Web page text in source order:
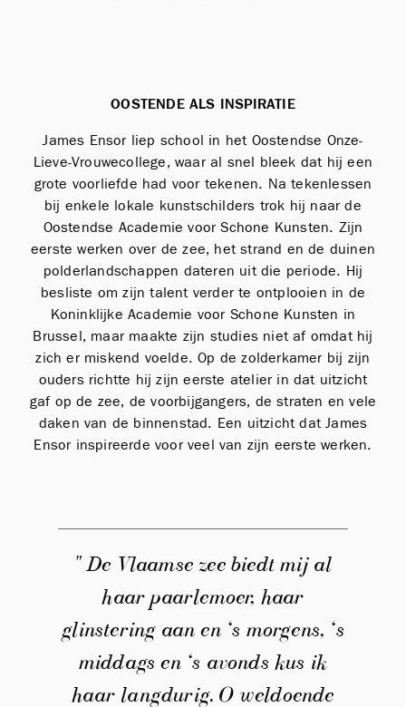
OOSTENDE ALS INSPIRATIE
James Ensor liep school in het Oostendse Onze-
Lieve-Vrouwecollege, waar al snel bleek dat hij een
grote voorliefde had voor tekenen. Na tekenlessen
bij enkele lokale kunstschilders trok hij naar de
Oostendse Academie voor Schone Kunsten. Zijn
eerste werken over de zee, het strand en de duinen
polderlandschappen dateren uit die periode. Hij
besliste om zijn talent verder te ontplooien in de
Koninklijke Academie voor Schone Kunsten in
Brussel, maar maakte zijn studies niet af omdat hij
zich er miskend voelde. Op de zolderkamer bij zijn
ouders richtte hij zijn eerste atelier in dat uitzicht
gaf op de zee, de voorbijgangers, de straten en vele
daken van de binnenstad. Een uitzicht dat James
Ensor inspireerde voor veel van zijn eerste werken.
" De Vlaamse zee biedt mij al
haar paarlemoer, haar
glinstering aan en ‘s morgens, ‘s
middags en ‘s avonds kus ik
haar langdurig. O weldoende